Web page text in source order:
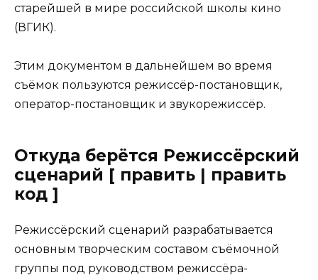
старейшей в мире российской школы кино
(ВГИК).
Этим документом в дальнейшем во время
съёмок пользуются режиссёр-постановщик,
оператор-постановщик и звукорежиссёр.
Откуда берётся Режиссёрский
сценарий [ править | править
код ]
Режиссёрский сценарий разрабатывается
основным творческим составом съёмочной
группы под руководством режиссёра-